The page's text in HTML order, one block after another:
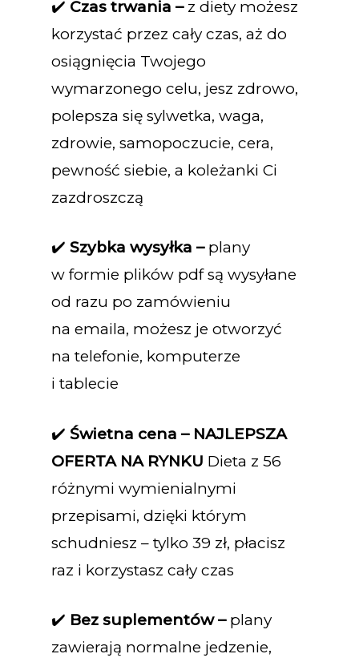
✔️ Czas trwania – z diety możesz
korzystać przez cały czas, aż do
osiągnięcia Twojego
wymarzonego celu, jesz zdrowo,
polepsza się sylwetka, waga,
zdrowie, samopoczucie, cera,
pewność siebie, a koleżanki Ci
zazdroszczą
✔️ Szybka wysyłka – plany
w formie plików pdf są wysyłane
od razu po zamówieniu
na emaila, możesz je otworzyć
na telefonie, komputerze
i tablecie
✔️ Świetna cena – NAJLEPSZA
OFERTA NA RYNKU Dieta z 56
różnymi wymienialnymi
przepisami, dzięki którym
schudniesz – tylko 39 zł, płacisz
raz i korzystasz cały czas
✔️ Bez suplementów – plany
zawierają normalne jedzenie,